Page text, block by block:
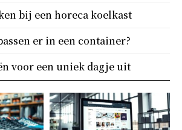
bij een horeca koelkast
er in een container?
voor een uniek dagje uit